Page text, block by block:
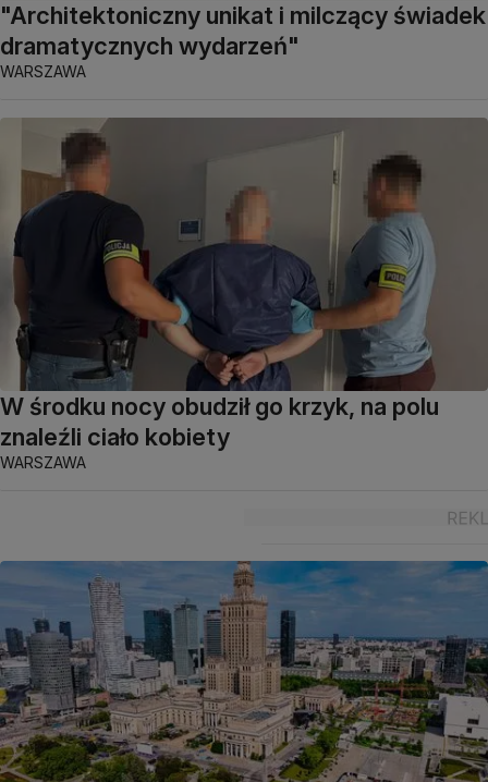
"Architektoniczny unikat i milczący świadek
dramatycznych wydarzeń"
WARSZAWA
W środku nocy obudził go krzyk, na polu
znaleźli ciało kobiety
WARSZAWA